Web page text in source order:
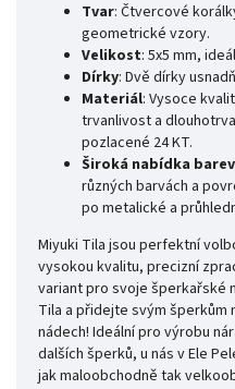
Tvar: Čtvercové
geometrické vzory.
Velikost: 5x5 mm,
Dírky: Dvě dírky
Materiál: Vysoce
trvanlivost a
pozlacené 24 KT.
Široká nabídka barev
různých barvách a
po metalické a
Miyuki Tila jsou perfektní
vysokou kvalitu, precizní
variant pro svoje šperkařské
Tila a přidejte svým šperkům
nádech! Ideální pro výrobu
dalších šperků, u nás v Ele
jak maloobchodně tak